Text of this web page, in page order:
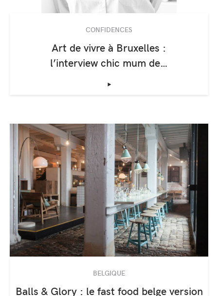
CONFIDENCES
Art de vivre à Bruxelles :
l’interview chic mum de…
‣
BELGIQUE
Balls & Glory : le fast food belge version